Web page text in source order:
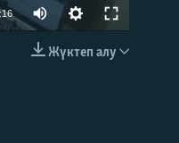
EMBED
Жүктеп алу